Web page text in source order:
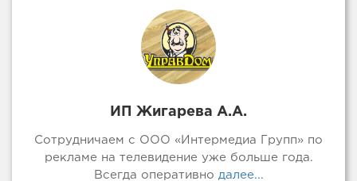
ИП Жигарева А.А.
Сотрудничаем с ООО «Интермедиа Групп» по
рекламе на телевидение уже больше года.
Всегда оперативно далее...